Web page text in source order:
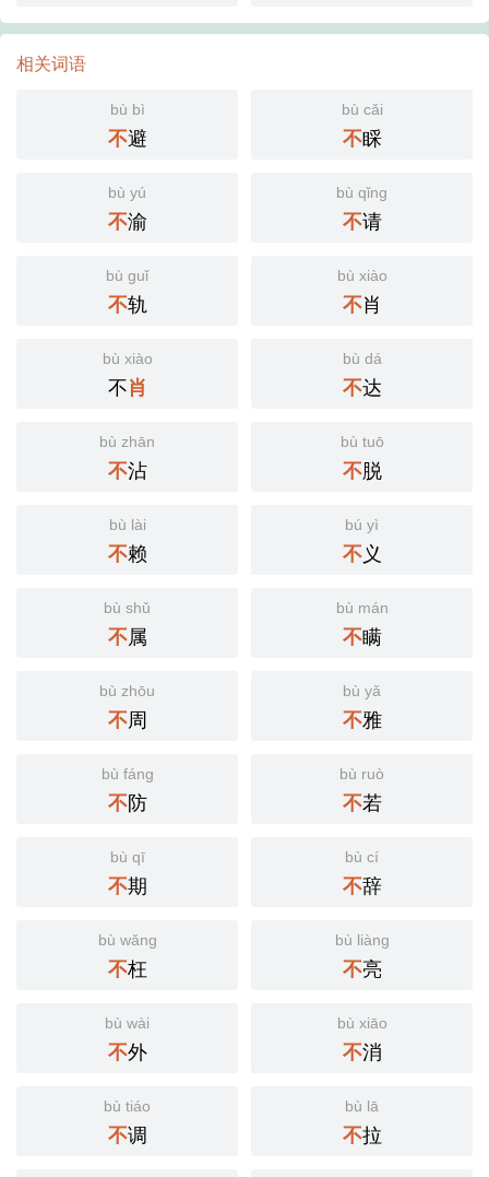
相关词语
bù bì
不避
bù cǎi
不睬
bù yú
不渝
bù qǐng
不请
bù guǐ
不轨
bù xiào
不肖
bù xiào
不肖
bù dá
不达
bù zhān
不沾
bù tuō
不脱
bù lài
不赖
bú yì
不义
bù shǔ
不属
bù mán
不瞒
bù zhōu
不周
bù yǎ
不雅
bù fáng
不防
bù ruò
不若
bù qī
不期
bù cí
不辞
bù wǎng
不枉
bù liàng
不亮
bù wài
不外
bù xiāo
不消
bù tiáo
不调
bù lā
不拉